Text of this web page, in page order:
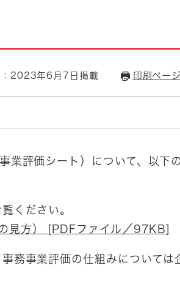
：2023年6月7日掲載 印刷ペー
業評価シート）について、以下
ください。
見方） [PDFファイル／97KB]
務事業評価の仕組みについては